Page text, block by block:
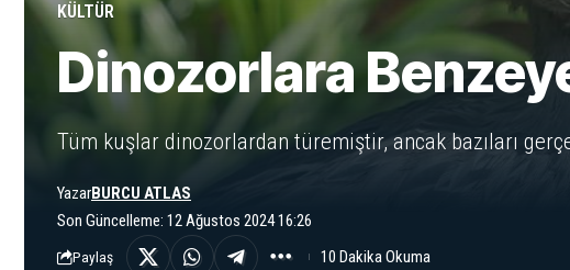
KÜLTÜR
Dinozorlara
Tüm kuşlar dinozorlardan türemiştir, ancak bazıları
Son Güncelleme: 12 Ağustos 2024 16:26
YazarBURCU ATLAS
Paylaş 10 Dakika Okuma